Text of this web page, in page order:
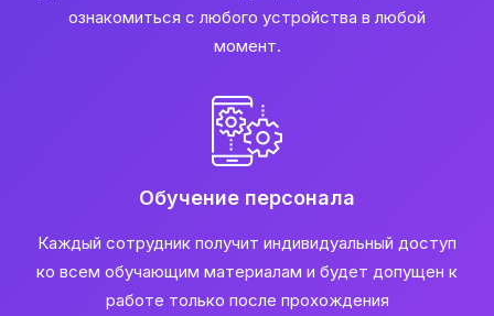
ознакомиться с любого устройства в любой
момент.
Обучение персонала
Каждый сотрудник получит индивидуальный доступ
ко всем обучающим материалам и будет допущен к
работе только после прохождения